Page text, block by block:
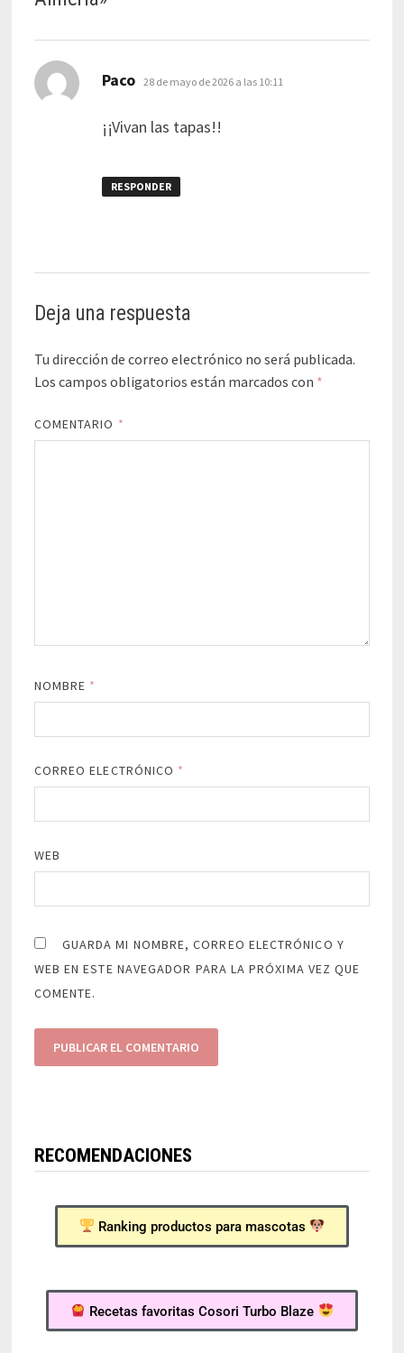
Paco dice:
28 de mayo de 2026 a las 10:11
¡¡Vivan las tapas!!
RESPONDER
Deja una respuesta
Tu dirección de correo electrónico no será publicada.
Los campos obligatorios están marcados con *
COMENTARIO *
NOMBRE *
CORREO ELECTRÓNICO *
WEB
GUARDA MI NOMBRE, CORREO ELECTRÓNICO Y
WEB EN ESTE NAVEGADOR PARA LA PRÓXIMA VEZ QUE
COMENTE.
RECOMENDACIONES
Ranking productos para mascotas
Recetas favoritas Cosori Turbo Blaze